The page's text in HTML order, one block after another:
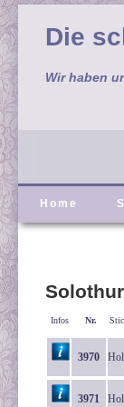
Die
Wir haben
Home
Infos Nr.
3970
3971